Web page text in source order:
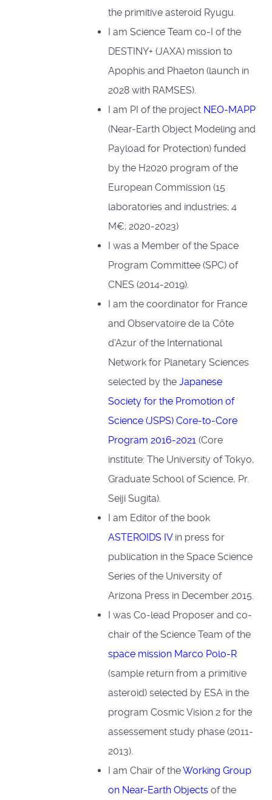
the primitive asteroid Ryugu.
I am Science Team co-I of the
DESTINY+ (JAXA) mission to
Apophis and Phaeton (launch in
2028 with RAMSES).
I am PI of the project NEO-MAPP
(Near-Earth Object Modeling and
Payload for Protection) funded
by the H2020 program of the
European Commission (15
laboratories and industries; 4
M€; 2020-2023)
I was a Member of the Space
Program Committee (SPC) of
CNES (2014-2019).
I am the coordinator for France
and Observatoire de la Côte
d’Azur of the International
Network for Planetary Sciences
selected by the Japanese
Society for the Promotion of
Science (JSPS) Core-to-Core
Program 2016-2021(Core
institute: The University of Tokyo,
Graduate School of Science, Pr.
Seiji Sugita).
I am Editor of the book
ASTEROIDS IVin press for
publication in the Space Science
Series of the University of
Arizona Press in December 2015.
I was Co-lead Proposer and co-
chair of the Science Team of the
space mission Marco Polo-R
(sample return from a primitive
asteroid) selected by ESA in the
program Cosmic Vision 2 for the
assessement study phase (2011-
2013).
I am Chair of theWorking Group
on Near-Earth Objects of the